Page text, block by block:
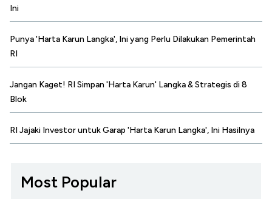
Ini
Punya 'Harta Karun Langka', Ini yang Perlu Dilakukan Pemerintah
RI
Jangan Kaget! RI Simpan 'Harta Karun' Langka & Strategis di 8
Blok
RI Jajaki Investor untuk Garap 'Harta Karun Langka', Ini Hasilnya
Most Popular